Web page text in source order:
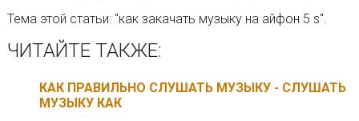
Тема этой статьи: "как закачать музыку на айфон 5 s".
ЧИТАЙТЕ ТАКЖЕ:
КАК ПРАВИЛЬНО СЛУШАТЬ МУЗЫКУ - СЛУШАТЬ
МУЗЫКУ КАК